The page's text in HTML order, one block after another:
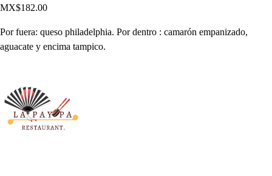
MX$182.00
Por fuera: queso philadelphia. Por dentro : camarón empanizado,
aguacate y encima tampico.